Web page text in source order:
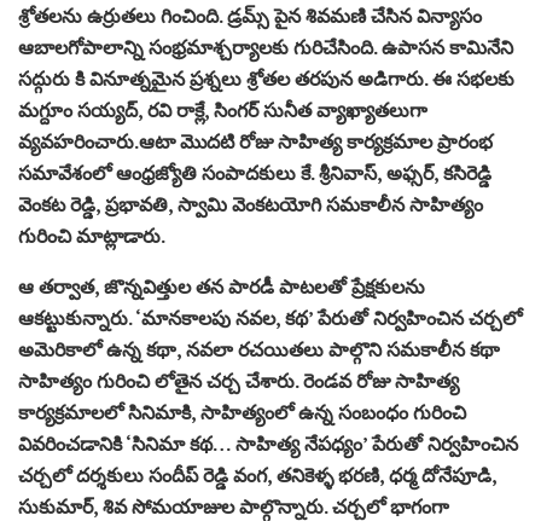
శ్రోతలను ఉర్రుతలు గించింది. డ్రమ్స్ పైన శివమణి చేసిన విన్యాసం
ఆబాలగోపాలాన్ని సంభ్రమాశ్చర్యాలకు గురిచేసింది. ఉపాసన కామినేని
సద్గురు కి వినూత్నమైన ప్రశ్నలు శ్రోతల తరపున అడిగారు. ఈ సభలకు
మగ్దూం సయ్యద్, రవి రాక్లే, సింగర్ సునీత వ్యాఖ్యాతలుగా
వ్యవహరించారు.ఆటా మొదటి రోజు సాహిత్య కార్యక్రమాల ప్రారంభ
సమావేశంలో ఆంధ్రజ్యోతి సంపాదకులు కే. శ్రీనివాస్, అఫ్సర్, కసిరెడ్డి
వెంకట రెడ్డి, ప్రభావతి, స్వామి వెంకటయోగి సమకాలీన సాహిత్యం
గురించి మాట్లాడారు.
ఆ తర్వాత, జొన్నవిత్తుల తన పారడీ పాటలతో ప్రేక్షకులను
ఆకట్టుకున్నారు. ‘మానకాలపు నవల, కథ’ పేరుతో నిర్వహించిన చర్చలో
అమెరికాలో ఉన్న కథా, నవలా రచయితలు పాల్గొని సమకాలీన కథా
సాహిత్యం గురించి లోతైన చర్చ చేశారు. రెండవ రోజు సాహిత్య
కార్యక్రమాలలో సినిమాకి, సాహిత్యంలో ఉన్న సంబంధం గురించి
వివరించడానికి ‘సినిమా కథ… సాహిత్య నేపధ్యం’ పేరుతో నిర్వహించిన
చర్చలో దర్శకులు సందీప్ రెడ్డి వంగ, తనికెళ్ళ భరణి, ధర్మ దోనేపూడి,
సుకుమార్, శివ సోమయాజుల పాల్గొన్నారు. చర్చలో భాగంగా